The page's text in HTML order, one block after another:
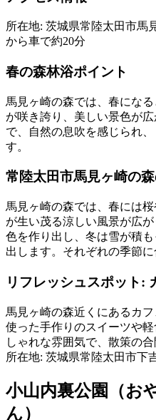
所在地: 茨城県常陸太田市馬
から車で約20分
春の森林浴ポイント
馬見ヶ崎の森では、春にな
が咲き誇り、美しい景色が
で、自然の息吹を感じられ
す。
常陸太田市馬見ヶ崎の
馬見ヶ崎の森では、春には
が生い茂る涼しい風景が広
色を作り出し、冬は雪が積
出します。それぞれの季節
リフレッシュスポット:
馬見ヶ崎の森近くにあるカ
使った手作りのスイーツや
しゃれな雰囲気で、散策の
所在地: 茨城県常陸太田市下
小山内裏公園（お
ん）